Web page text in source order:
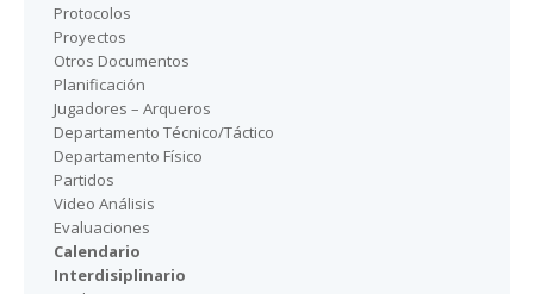
Protocolos
Proyectos
Otros Documentos
Planificación
Jugadores – Arqueros
Departamento Técnico/Táctico
Departamento Físico
Partidos
Video Análisis
Evaluaciones
Calendario
Interdisiplinario